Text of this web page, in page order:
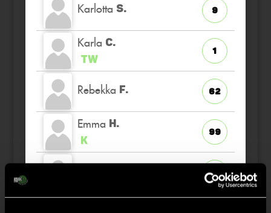
Karlotta S. 9
Karla C.
TW
1
Rebekka F. 62
Emma H.
K
99
51